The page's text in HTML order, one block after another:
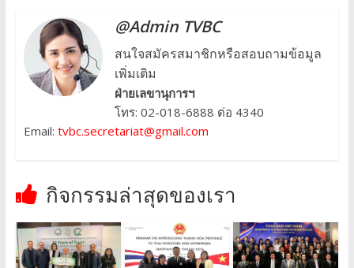
@Admin TVBC
สนใจสมัครสมาชิกหรือสอบถามข้อมูล
เพิ่มเติม
ฝ่ายเลขานุการฯ
โทร: 02-018-6888 ต่อ 4340
Email: tvbc.secretariat@gmail.com
กิจกรรมล่าสุดของเรา